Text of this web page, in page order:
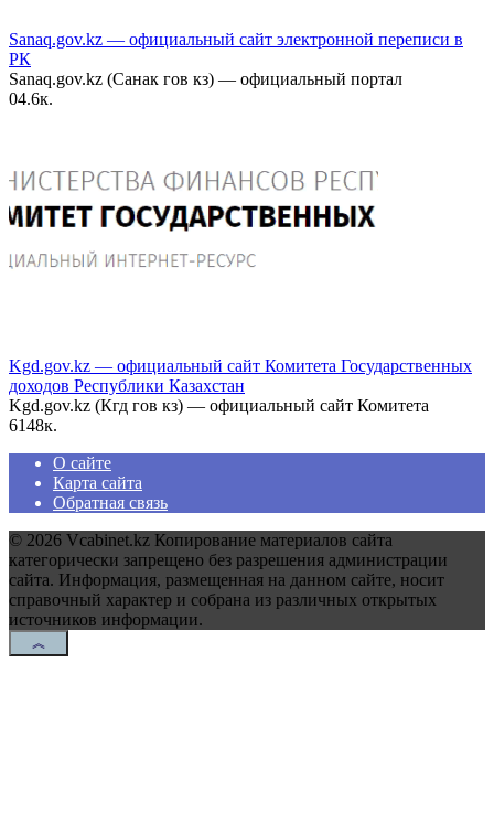
Sanaq.gov.kz — официальный сайт электронной переписи в
РК
Sanaq.gov.kz (Санак гов кз) — официальный портал
04.6к.
Kgd.gov.kz — официальный сайт Комитета Государственных
доходов Республики Казахстан
Kgd.gov.kz (Кгд гов кз) — официальный сайт Комитета
6148к.
О сайте
Карта сайта
Обратная связь
© 2026 Vcabinet.kz Копирование материалов сайта
категорически запрещено без разрешения администрации
сайта. Информация, размещенная на данном сайте, носит
справочный характер и собрана из различных открытых
источников информации.